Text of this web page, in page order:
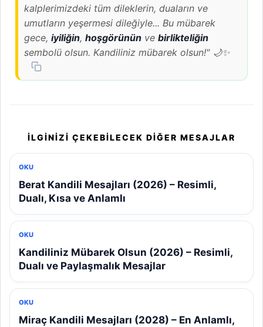
kalplerimizdeki tüm dileklerin, duaların ve
umutların yeşermesi dileğiyle... Bu mübarek
gece, iyiliğin, hoşgörünün ve birlikteliğin
sembolü olsun. Kandiliniz mübarek olsun!" 🌙✨
İLGINIZI ÇEKEBILECEK DIĞER MESAJLAR
OKU
Berat Kandili Mesajları (2026) – Resimli,
Dualı, Kısa ve Anlamlı
OKU
Kandiliniz Mübarek Olsun (2026) – Resimli,
Dualı ve Paylaşmalık Mesajlar
OKU
Miraç Kandili Mesajları (2028) – En Anlamlı,